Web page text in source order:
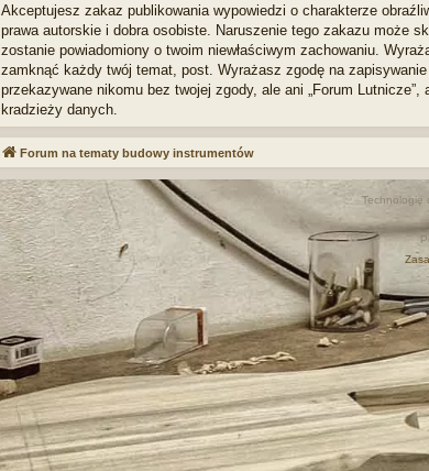
Akceptujesz zakaz publikowania wypowiedzi o charakterze
prawa autorskie i dobra osobiste. Naruszenie tego zakazu może
zostanie powiadomiony o twoim niewłaściwym zachowaniu.
zamknąć każdy twój temat, post. Wyrażasz zgodę na
przekazywane nikomu bez twojej zgody, ale ani „Forum
kradzieży danych.
Forum na tematy budowy instrumentów
Technologię